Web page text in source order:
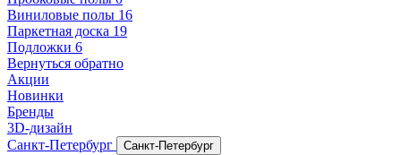
Виниловые полы 16
Паркетная доска 19
Подложки 6
Вернуться обратно
Акции
Новинки
Бренды
3D-дизайн
Санкт-Петербург
Санкт-Петербург